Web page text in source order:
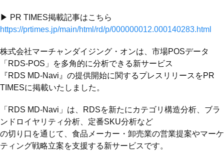
▶ PR TIMES掲載記事はこちら
https://prtimes.jp/main/html/rd/p/000000012.000140283.html
株式会社マーチャンダイジング・オンは、市場POSデータ
「RDS-POS」を多角的に分析できる新サービス
『RDS MD-Navi』の提供開始に関するプレスリリースをPR
TIMESに掲載いたしました。
「RDS MD-Navi」は、RDSを新たにカテゴリ構造分析、ブラ
ンドロイヤリティ分析、定番SKU分析など
の切り口を通じて、食品メーカー・卸売業の営業提案やマーケ
ティング戦略立案を支援する新サービスです。